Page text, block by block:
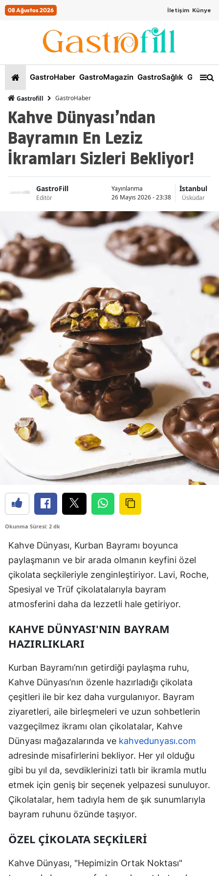
08 Ağustos 2026 İletişim Künye
GastroHaber GastroMagazin GastroSağlık
Gastrofill GastroHaber
Kahve Dünyası’ndan
Bayramın En Leziz
İkramları Sizleri Bekliyor!
GastroFill
Editör
Yayınlanma
26 Mayıs 2026 - 23:38
İstanbul
Üsküdar
Okunma Süresi: 2 dk
Kahve Dünyası, Kurban Bayramı boyunca
paylaşmanın ve bir arada olmanın keyfini özel
çikolata seçkileriyle zenginleştiriyor. Lavi, Roche,
Spesiyal ve Trüf çikolatalarıyla bayram
atmosferini daha da lezzetli hale getiriyor.
KAHVE DÜNYASI'NIN BAYRAM
HAZIRLIKLARI
Kurban Bayramı’nın getirdiği paylaşma ruhu,
Kahve Dünyası’nın özenle hazırladığı çikolata
çeşitleri ile bir kez daha vurgulanıyor. Bayram
ziyaretleri, aile birleşmeleri ve uzun sohbetlerin
vazgeçilmez ikramı olan çikolatalar, Kahve
Dünyası mağazalarında ve kahvedunyası.com
adresinde misafirlerini bekliyor. Her yıl olduğu
gibi bu yıl da, sevdiklerinizi tatlı bir ikramla mutlu
etmek için geniş bir seçenek yelpazesi sunuluyor.
Çikolatalar, hem tadıyla hem de şık sunumlarıyla
bayram ruhunu özünde taşıyor.
ÖZEL ÇIKOLATA SEÇKILERI
Kahve Dünyası, "Hepimizin Ortak Noktası"